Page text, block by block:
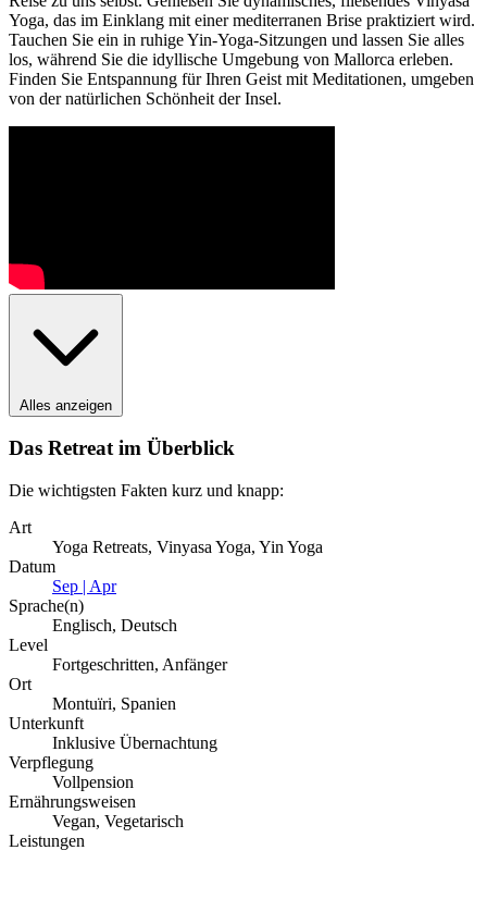
Yoga, das im Einklang mit einer mediterranen Brise praktiziert wird.
Tauchen Sie ein in ruhige Yin-Yoga-Sitzungen und lassen Sie alles
los, während Sie die idyllische Umgebung von Mallorca erleben.
Finden Sie Entspannung für Ihren Geist mit Meditationen, umgeben
von der natürlichen Schönheit der Insel.
Alles anzeigen
Das Retreat im Überblick
Die wichtigsten Fakten kurz und knapp:
Art
Yoga Retreats, Vinyasa Yoga, Yin Yoga
Datum
Sep | Apr
Sprache(n)
Englisch, Deutsch
Level
Fortgeschritten, Anfänger
Ort
Montuïri, Spanien
Unterkunft
Inklusive Übernachtung
Verpflegung
Vollpension
Ernährungsweisen
Vegan, Vegetarisch
Leistungen